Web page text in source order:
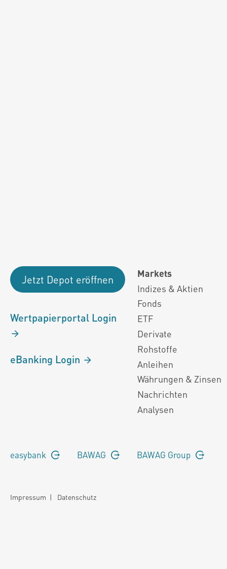
Jetzt Depot eröffnen
Wertpapierportal Login
eBanking Login
Markets
Indizes & Aktien
Fonds
ETF
Derivate
Rohstoffe
Anleihen
Währungen & Zinsen
Nachrichten
Analysen
easybank BAWAG BAWAG Group
Impressum | Datenschutz